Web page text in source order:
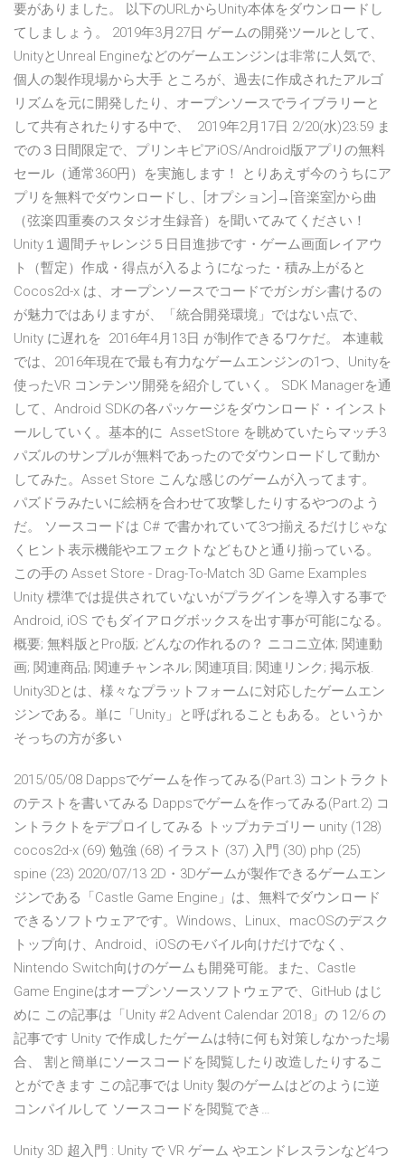
要がありました。 以下のURLからUnity本体をダウンロードし
てしましょう。 2019年3月27日 ゲームの開発ツールとして、
UnityとUnreal Engineなどのゲームエンジンは非常に人気で、
個人の製作現場から大手 ところが、過去に作成されたアルゴ
リズムを元に開発したり、オープンソースでライブラリーと
して共有されたりする中で、 2019年2月17日 2/20(水)23:59 ま
での３日間限定で、プリンキピアiOS/Android版アプリの無料
セール（通常360円）を実施します！ とりあえず今のうちにア
プリを無料でダウンロードし、[オプション]→[音楽室]から曲
（弦楽四重奏のスタジオ生録音）を聞いてみてください！
Unity１週間チャレンジ５日目進捗です・ゲーム画面レイアウ
ト（暫定）作成・得点が入るようになった・積み上がると
Cocos2d-x は、オープンソースでコードでガシガシ書けるの
が魅力ではありますが、「統合開発環境」ではない点で、
Unity に遅れを 2016年4月13日 が制作できるワケだ。 本連載
では、2016年現在で最も有力なゲームエンジンの1つ、Unityを
使ったVR コンテンツ開発を紹介していく。 SDK Managerを通
して、Android SDKの各パッケージをダウンロード・インスト
ールしていく。基本的に AssetStore を眺めていたらマッチ3
パズルのサンプルが無料であったのでダウンロードして動か
してみた。Asset Store こんな感じのゲームが入ってます。
パズドラみたいに絵柄を合わせて攻撃したりするやつのよう
だ。 ソースコードは C# で書かれていて3つ揃えるだけじゃな
くヒント表示機能やエフェクトなどもひと通り揃っている。
この手の Asset Store - Drag-To-Match 3D Game Examples
Unity 標準では提供されていないがプラグインを導入する事で
Android, iOS でもダイアログボックスを出す事が可能になる。
概要; 無料版とPro版; どんなの作れるの？ ニコニ立体; 関連動
画; 関連商品; 関連チャンネル; 関連項目; 関連リンク; 掲示板.
Unity3Dとは、様々なプラットフォームに対応したゲームエン
ジンである。単に「Unity」と呼ばれることもある。というか
そっちの方が多い
2015/05/08 Dappsでゲームを作ってみる(Part.3) コントラクト
のテストを書いてみる Dappsでゲームを作ってみる(Part.2) コ
ントラクトをデプロイしてみる トップカテゴリー unity (128)
cocos2d-x (69) 勉強 (68) イラスト (37) 入門 (30) php (25)
spine (23) 2020/07/13 2D・3Dゲームが製作できるゲームエン
ジンである「Castle Game Engine」は、無料でダウンロード
できるソフトウェアです。Windows、Linux、macOSのデスク
トップ向け、Android、iOSのモバイル向けだけでなく、
Nintendo Switch向けのゲームも開発可能。また、Castle
Game Engineはオープンソースソフトウェアで、GitHub はじ
めに この記事は「Unity #2 Advent Calendar 2018」の 12/6 の
記事です Unity で作成したゲームは特に何も対策しなかった場
合、 割と簡単にソースコードを閲覧したり改造したりするこ
とができます この記事では Unity 製のゲームはどのように逆
コンパイルして ソースコードを閲覧でき…
Unity 3D 超入門 : Unity で VR ゲーム やエンドレスランなど4つ